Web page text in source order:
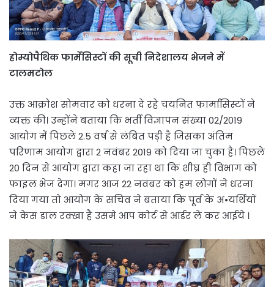
होम्योपैथिक फार्मेसिस्टों की सूची निदेशालय भेजने में
टालमटोल
उक्त आक्रोश सोमवार को धरना दे रहे चयनित फार्मासिस्टों ने
व्यक्त की। उन्होंने बताया कि भर्ती विज्ञापन संख्या 02/2019
आयोग में पिछले 2.5 वर्ष से लंबित पड़ी है जिसका अंतिम
परिणाम आयोग द्वारा 2 नवंबर 2019 को दिया जा चुका है। पिछले
20 दिन से आयोग द्वारा कहा जा रहा था कि शीघ्र ही विभाग को
फाइल भेज देगा। मगर आज 22 नवंबर को हम लोगों ने धरना
दिया गया तो आयोग के सचिव ने बताया कि पूर्व के अ•यर्थियों
ने केस डाल रक्खा है उसमे आप कोर्ट से आर्डर ले कर आईये ।